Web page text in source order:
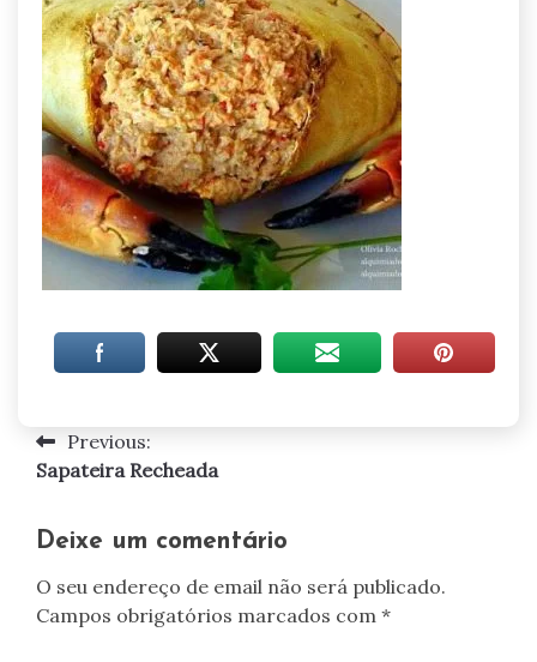
Navegação
de
artigos
Previous:
Sapateira Recheada
Deixe um comentário
O seu endereço de email não será publicado.
Campos obrigatórios marcados com *